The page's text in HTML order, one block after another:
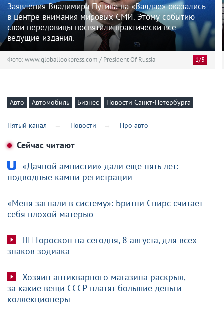
Заявления Владимира Путина на «Валдае» оказались
в центре внимания мировых СМИ. Этому событию
свои передовицы посвятили практически все
ведущие издания.
1/5
Фото: www.globallookpress.com / President Of Russia
Авто Автомобиль Бизнес Новости Санкт-Петербурга
Пятый канал Новости Про авто
Сейчас читают
«Дачной амнистии» дали еще пять лет:
подводные камни регистрации
«Меня загнали в систему»: Бритни Спирс считает
себя плохой матерью
🧙‍♀ Гороскоп на сегодня, 8 августа, для всех
знаков зодиака
Хозяин антикварного магазина раскрыл,
за какие вещи СССР платят большие деньги
коллекционеры